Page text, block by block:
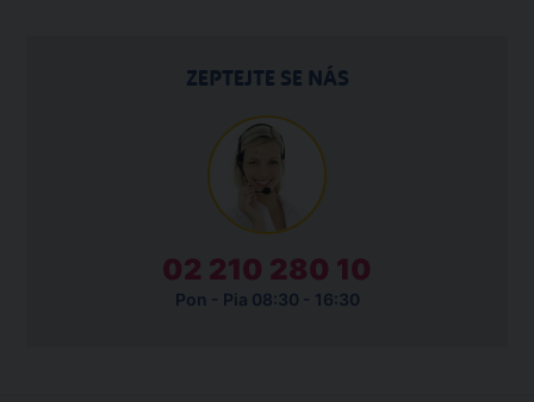
ZEPTEJTE SE NÁS
02 210 280 10
Pon - Pia 08:30 - 16:30